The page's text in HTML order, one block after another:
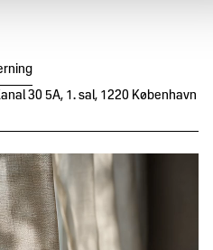
30 5A, 1. sal, 1220 København